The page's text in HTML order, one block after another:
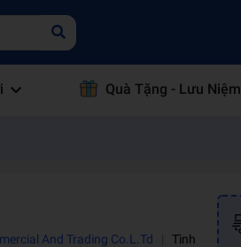
Quà Tặng - Lưu Niệm
And Trading Co.L.Td
Tình